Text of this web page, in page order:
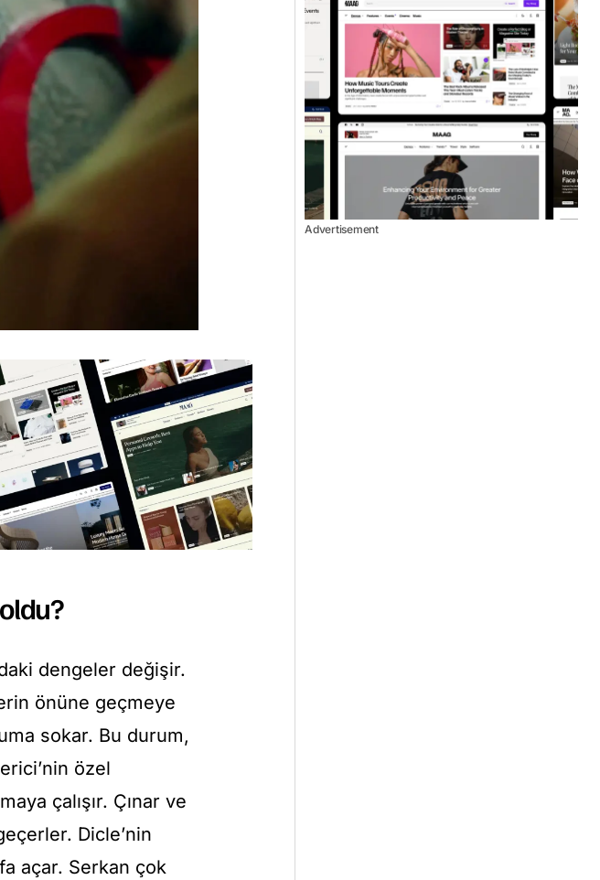
dengeler değişir.
önüne geçmeye
sokar. Bu durum,
özel
çalışır. Çınar ve
Dicle’nin
açar. Serkan çok
Advertisement